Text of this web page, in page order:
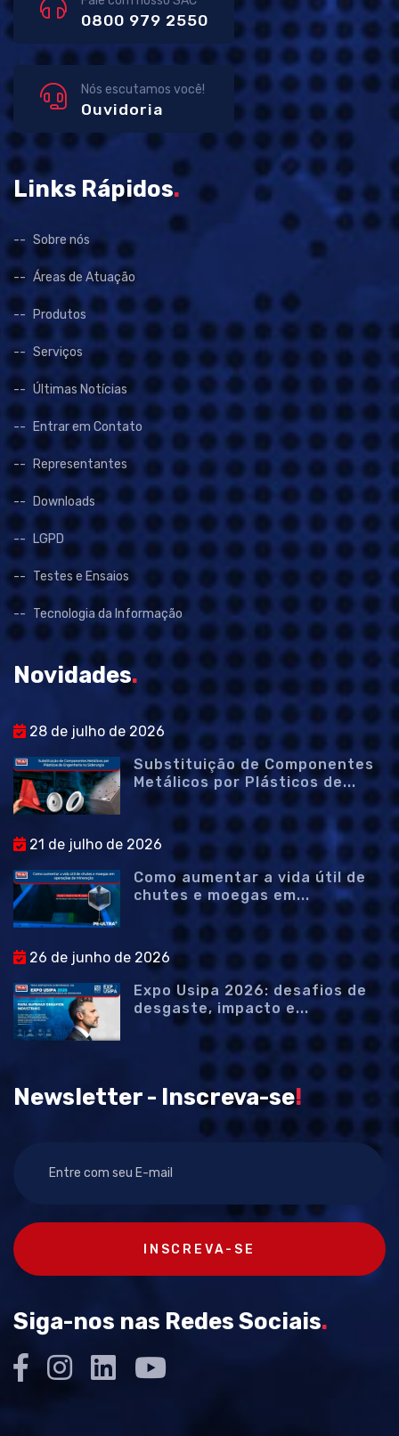
0800 979 2550
Nós escutamos você!
Ouvidoria
Links Rápidos.
Sobre nós
Áreas de Atuação
Produtos
Serviços
Últimas Notícias
Entrar em Contato
Representantes
Downloads
LGPD
Testes e Ensaios
Tecnologia da Informação
Novidades.
28 de julho de 2026
Substituição de Componentes
Metálicos por Plásticos de...
21 de julho de 2026
Como aumentar a vida útil de
chutes e moegas em...
26 de junho de 2026
Expo Usipa 2026: desafios de
desgaste, impacto e...
Newsletter - Inscreva-se!
INSCREVA-SE
Siga-nos nas Redes Sociais.